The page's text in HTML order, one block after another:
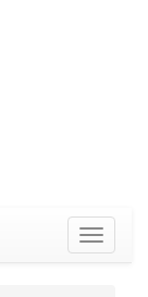
Toggle